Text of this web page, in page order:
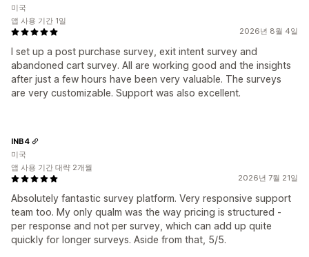
2026년 8월 4일
I set up a post purchase survey, exit intent survey and
abandoned cart survey. All are working good and the insights
after just a few hours have been very valuable. The surveys
are very customizable. Support was also excellent.
미국
앱 사용 기간 1일
2026년 7월 21일
Absolutely fantastic survey platform. Very responsive support
team too. My only qualm was the way pricing is structured -
per response and not per survey, which can add up quite
quickly for longer surveys. Aside from that, 5/5.
INB4
미국
앱 사용 기간 대략 2개월